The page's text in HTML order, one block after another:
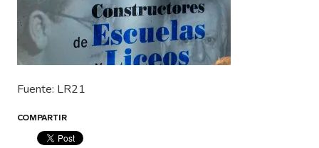
Fuente: LR21
COMPARTIR